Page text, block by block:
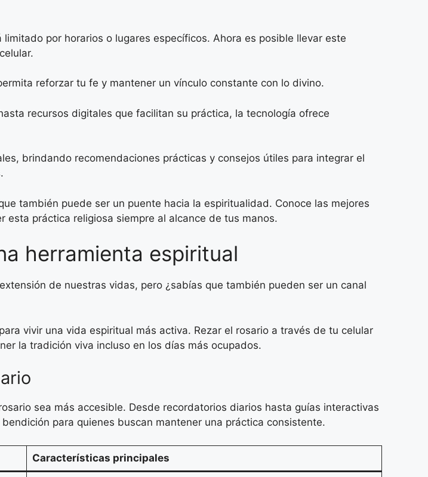
por horarios o lugares específicos. Ahora es posible llevar este
reforzar tu fe y mantener un vínculo constante con lo divino.
recursos digitales que facilitan su práctica, la tecnología ofrece
brindando recomendaciones prácticas y consejos útiles para integrar el
también puede ser un puente hacia la espiritualidad. Conoce las mejores
práctica religiosa siempre al alcance de tus manos.
herramienta espiritual
de nuestras vidas, pero ¿sabías que también pueden ser un canal
vivir una vida espiritual más activa. Rezar el rosario a través de tu celular
la tradición viva incluso en los días más ocupados.
sea más accesible. Desde recordatorios diarios hasta guías interactivas
para quienes buscan mantener una práctica consistente.
Características principales